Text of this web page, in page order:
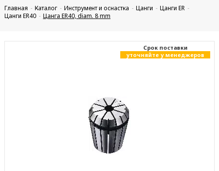
Главная Каталог Инструмент и оснастка Цанги
Цанги ER
Цанги ER40
Цанга ER40, diam. 8 mm
Cрок поставки
уточняйте у менеджеров